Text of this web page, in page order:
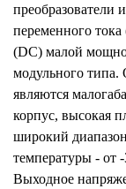
преобразователи
переменного
(DC) малой
модульного
являются
корпус, высокая
широкий
температуры - от
Выходное